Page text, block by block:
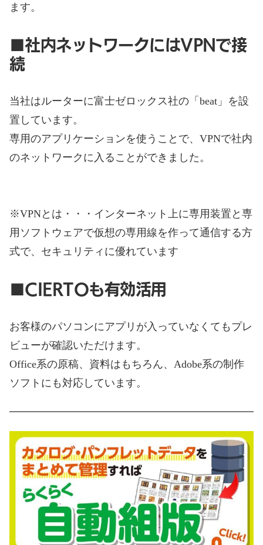
ます。
■社内ネットワークにはVPNで接
続
当社はルーターに富士ゼロックス社の「beat」を設
置しています。
専用のアプリケーションを使うことで、VPNで社内
のネットワークに入ることができました。
※VPNとは・・・インターネット上に専用装置と専
用ソフトウェアで仮想の専用線を作って通信する方
式で、セキュリティに優れています
■CIERTOも有効活用
お客様のパソコンにアプリが入っていなくてもプレ
ビューが確認いただけます。
Office系の原稿、資料はもちろん、Adobe系の制作
ソフトにも対応しています。